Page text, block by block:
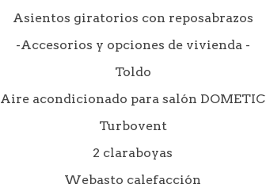
Asientos giratorios con reposabrazos
-Accesorios y opciones de vivienda -
Toldo
Aire acondicionado para salón DOMETIC
Turbovent
2 claraboyas
Webasto calefacción